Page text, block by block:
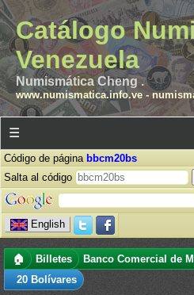
Catálogo
Venezuela
Numismática Cheng .
www.numismatica.info.ve-
☰
Código de página bbcm20bs
Salta al código
English
🏠 Billetes Banco Comercial de
20 Bolívares